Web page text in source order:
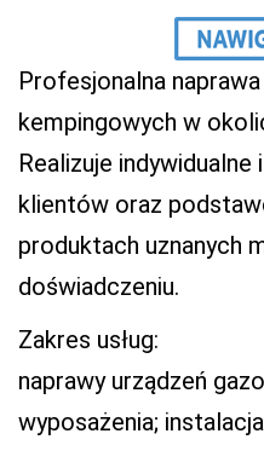
Profesjonalna
kempingowych w
Realizuje
klientów oraz
produktach uznanych
doświadczeniu.
Zakres usług:
naprawy urządzeń
wyposażenia;